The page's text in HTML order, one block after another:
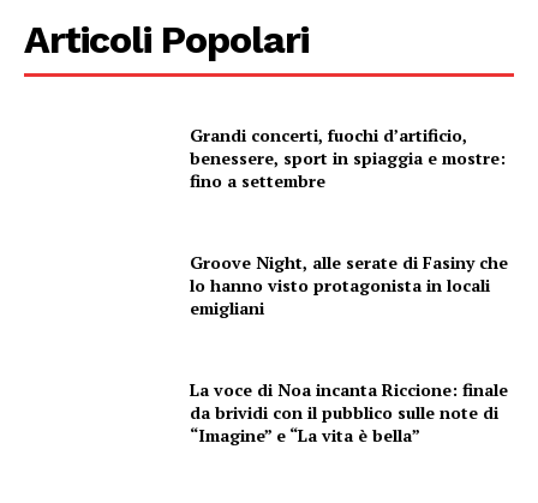
Articoli Popolari
Grandi concerti, fuochi d’artificio,
benessere, sport in spiaggia e mostre:
fino a settembre
Groove Night, alle serate di Fasiny che
lo hanno visto protagonista in locali
emigliani
La voce di Noa incanta Riccione: finale
da brividi con il pubblico sulle note di
“Imagine” e “La vita è bella”